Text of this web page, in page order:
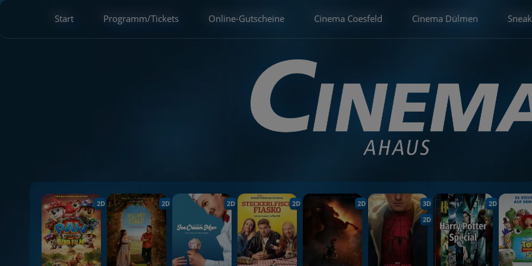
Start Programm/Tickets Online-Gutscheine Cinema Coesfeld Cinema Dülmen
2D 2D 2D 2D 2D
3D
2D
2D